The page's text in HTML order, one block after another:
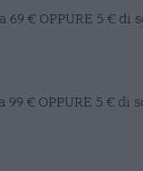
69 € OPPURE 5 € di
99 € OPPURE 5 € di